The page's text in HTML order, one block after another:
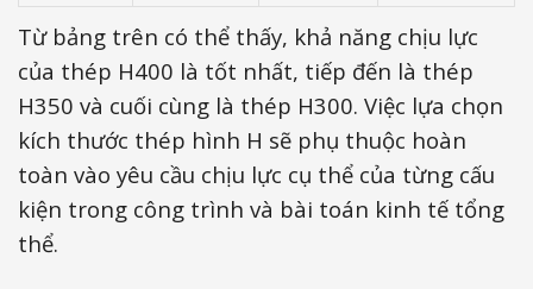
Từ bảng trên có thể thấy, khả năng chịu lực
của thép H400 là tốt nhất, tiếp đến là thép
H350 và cuối cùng là thép H300. Việc lựa chọn
kích thước thép hình H sẽ phụ thuộc hoàn
toàn vào yêu cầu chịu lực cụ thể của từng cấu
kiện trong công trình và bài toán kinh tế tổng
thể.